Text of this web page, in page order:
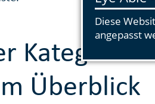
Kategorie
Überblick